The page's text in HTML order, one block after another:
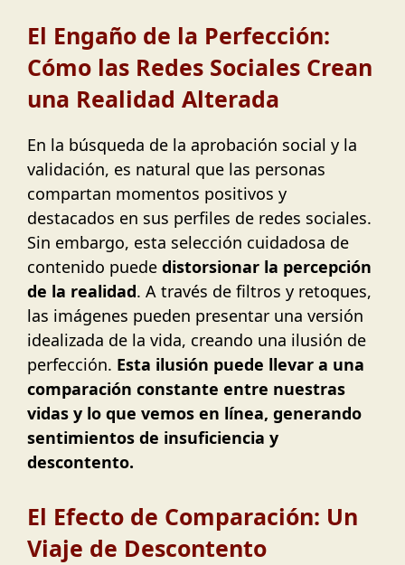
El Engaño de la Perfección:
Cómo las Redes Sociales Crean
una Realidad Alterada
En la búsqueda de la aprobación social y la
validación, es natural que las personas
compartan momentos positivos y
destacados en sus perfiles de redes sociales.
Sin embargo, esta selección cuidadosa de
contenido puede distorsionar la percepción
de la realidad. A través de filtros y retoques,
las imágenes pueden presentar una versión
idealizada de la vida, creando una ilusión de
perfección. Esta ilusión puede llevar a una
comparación constante entre nuestras
vidas y lo que vemos en línea, generando
sentimientos de insuficiencia y
descontento.
El Efecto de Comparación: Un
Viaje de Descontento